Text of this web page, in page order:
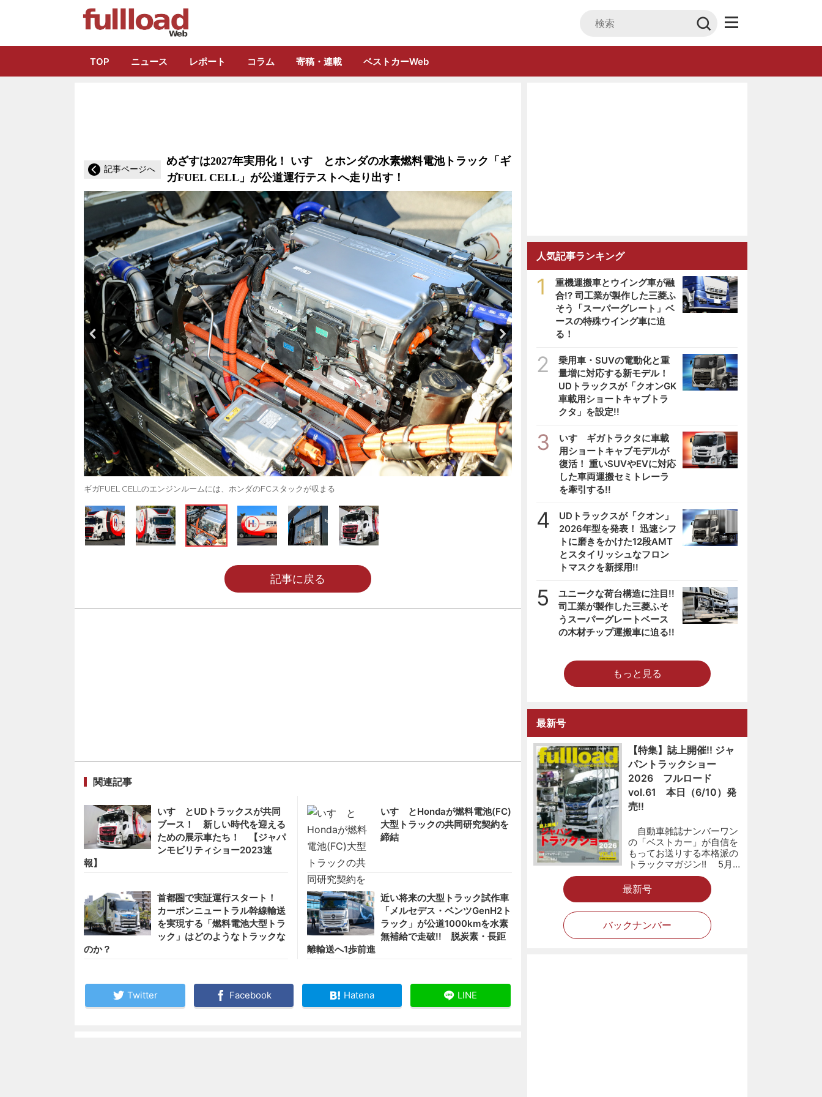
TOP ニュース レポート コラム 寄稿・連載 ベストカーWeb
記事ページへ
めざすは2027年実用化！ いすゞとホンダの水素燃料電池トラック「ギ
ガFUEL CELL」が公道運行テストへ走り出す！
ギガFUEL CELLのエンジンルームには、ホンダのFCスタックが収まる
記事に戻る
関連記事
いすゞとUDトラックスが共同
ブース！ 新しい時代を迎える
ための展示車たち！ 【ジャパ
ンモビリティショー2023速
報】
いすゞとHondaが燃料電池(FC)
大型トラックの共同研究契約を
締結
首都圏で実証運行スタート！
カーボンニュートラル幹線輸送
を実現する「燃料電池大型トラ
ック」はどのようなトラックな
のか？
近い将来の大型トラック試作車
「メルセデス・ベンツGenH2ト
ラック」が公道1000kmを水素
無補給で走破!! 脱炭素・長距
離輸送へ1歩前進
Twitter Facebook Hatena LINE
人気記事ランキング
1
重機運搬車とウイング車が融
合!? 司工業が製作した三菱ふ
そう「スーパーグレート」ベ
ースの特殊ウイング車に迫
る！
2
乗用車・SUVの電動化と重
量増に対応する新モデル！
UDトラックスが「クオンGK
車載用ショートキャブトラ
クタ」を設定!!
3
いすゞギガトラクタに車載
用ショートキャブモデルが
復活！ 重いSUVやEVに対応
した車両運搬セミトレーラ
を牽引する!!
4
UDトラックスが「クオン」
2026年型を発表！ 迅速シフ
トに磨きをかけた12段AMT
とスタイリッシュなフロン
トマスクを新採用!!
5
ユニークな荷台構造に注目!!
司工業が製作した三菱ふそ
うスーパーグレートベース
の木材チップ運搬車に迫る!!
もっと見る
最新号
【特集】誌上開催!! ジャ
パントラックショー
2026 フルロード
vol.61 本日（6/10）発
売!!
自動車雑誌ナンバーワン
の「ベストカー」が自信を
もってお送りする本格派の
トラックマガジン!! 5月…
最新号
バックナンバー